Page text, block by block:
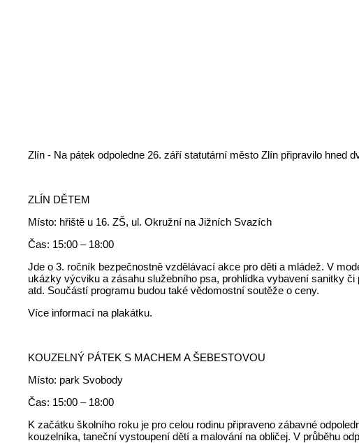
Zlín - Na pátek odpoledne 26. září statutární město Zlín připravilo hned
ZLÍN DĚTEM
Místo: hřiště u 16. ZŠ, ul. Okružní na Jižních Svazích
Čas: 15:00 – 18:00
Jde o 3. ročník bezpečnostně vzdělávací akce pro děti a mládež. V
ukázky výcviku a zásahu služebního psa, prohlídka vybavení sanitky
atd. Součástí programu budou také vědomostní soutěže o ceny.
Více informací na plakátku.
KOUZELNÝ PÁTEK S MACHEM A ŠEBESTOVOU
Místo: park Svobody
Čas: 15:00 – 18:00
K začátku školního roku je pro celou rodinu připraveno zábavné
kouzelníka, taneční vystoupení dětí a malování na obličej. V průběhu